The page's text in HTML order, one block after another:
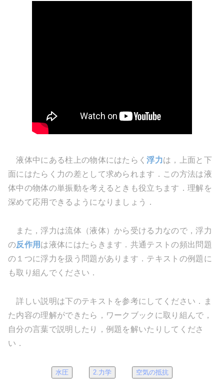
液体中にある柱上の物体にはたらく浮力は，上面と下
面にはたらく力の差として求められます．この方法は液
体中の物体の単振動を考えるときも役立ちます．理解を
深めて応用できるようになりましょう．
また，浮力は流体（液体）から受ける力なので，浮力
の反作用 は液体にはたらきます．共通テストの頻出問題
の１つに浮力を扱う問題があります．テキストの例題に
も取り組んでください．
詳しい説明は下のテキストを参考にしてください．ま
た内容の理解ができたら，ワークブックに取り組んで，
自分の言葉で説明したり，例題を解いたりしてくださ
い．
水圧 2.力学 空気の抵抗